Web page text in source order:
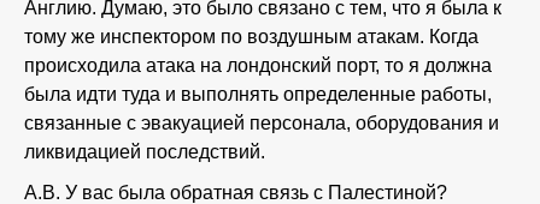
Англию. Думаю, это было связано с тем, что я была к
тому же инспектором по воздушным атакам. Когда
происходила атака на лондонский порт, то я должна
была идти туда и выполнять определенные работы,
связанные с эвакуацией персонала, оборудования и
ликвидацией последствий.
А.В. У вас была обратная связь с Палестиной?